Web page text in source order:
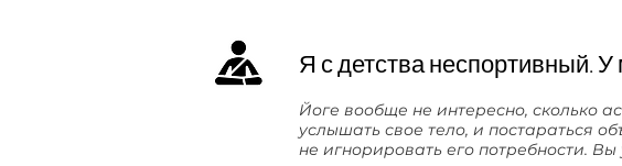
Я с детства неспортивный.
Йоге вообще не интересно, сколько
услышать свое тело, и постараться
не игнорировать его потребности. Вы